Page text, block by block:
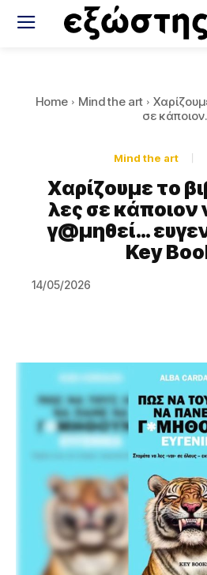
Home Mind the art
σε
Mind the art
Xαρίζουμε το
λες σε κάποιον
γ@μηθεί…
Key
14/05/2026